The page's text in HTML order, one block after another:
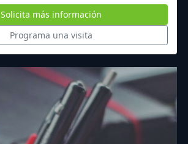
Solicita más información
Programa una visita